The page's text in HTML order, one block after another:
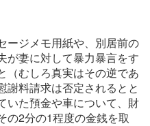
ージメモ用紙や、別居前の
が妻に対して暴力暴言をす
（むしろ真実はその逆であ
謝料請求は否定されるとと
いた預金や車について、財
の2分の1程度の金銭を取